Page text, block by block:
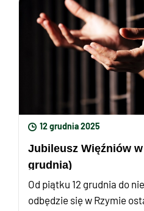
12 grudnia 2025
Jubileusz Więźniów
grudnia)
Od piątku 12 grudnia do
odbędzie się w Rzymie